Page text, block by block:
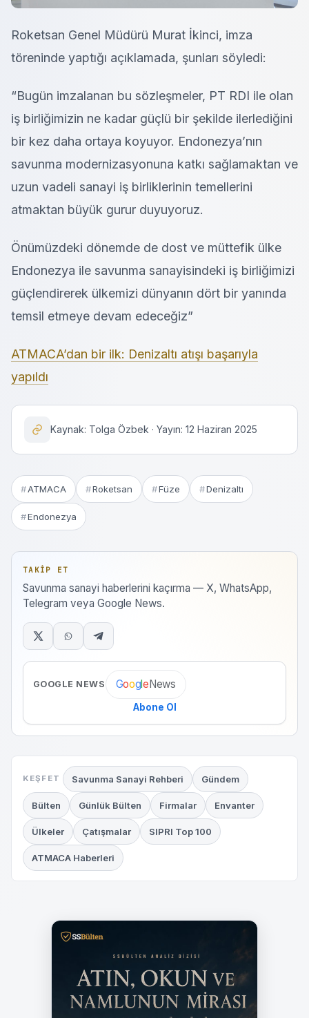
Roketsan Genel Müdürü Murat İkinci, imza
töreninde yaptığı açıklamada, şunları söyledi:
“Bugün imzalanan bu sözleşmeler, PT RDI ile olan
iş birliğimizin ne kadar güçlü bir şekilde ilerlediğini
bir kez daha ortaya koyuyor. Endonezya’nın
savunma modernizasyonuna katkı sağlamaktan ve
uzun vadeli sanayi iş birliklerinin temellerini
atmaktan büyük gurur duyuyoruz.
Önümüzdeki dönemde de dost ve müttefik ülke
Endonezya ile savunma sanayisindeki iş birliğimizi
güçlendirerek ülkemizi dünyanın dört bir yanında
temsil etmeye devam edeceğiz”
ATMACA’dan bir ilk: Denizaltı atışı başarıyla
yapıldı
Kaynak: Tolga Özbek · Yayın: 12 Haziran 2025
ATMACA Roketsan Füze Denizaltı
Endonezya
TAKIP ET
Savunma sanayi haberlerini kaçırma — X, WhatsApp,
Telegram veya Google News.
GOOGLE NEWS GoogleNews
Abone Ol
KEŞFET Savunma Sanayi Rehberi Gündem
Bülten Günlük Bülten Firmalar Envanter
Ülkeler Çatışmalar SIPRI Top 100
ATMACA Haberleri